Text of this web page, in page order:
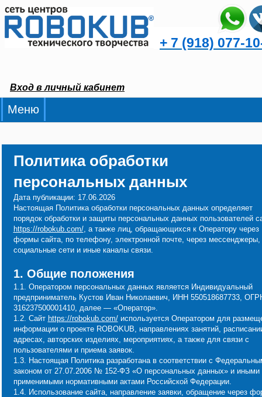
+ 7 (918) 077-
Вход в личный кабинет
Меню
Политика обработки
персональных данных
Дата публикации: 17.06.2026
Настоящая Политика обработки персональных данных определяет
порядок обработки и защиты персональных данных пользователей
https://robokub.com/, а также лиц, обращающихся к Оператору через
формы сайта, по телефону, электронной почте, через мессенджеры,
социальные сети и иные каналы связи.
1. Общие положения
1.1. Оператором персональных данных является Индивидуальный
предприниматель Кустов Иван Николаевич, ИНН 550518687733,
316237500001410, далее — «Оператор».
1.2. Сайт https://robokub.com/используется Оператором для
информации о проекте ROBOKUB, направлениях занятий,
адресах, авторских изделиях, мероприятиях, а также для связи с
пользователями и приема заявок.
1.3. Настоящая Политика разработана в соответствии с
законом от 27.07.2006 № 152-ФЗ «О персональных данных» и иными
применимыми нормативными актами Российской Федерации.
1.4. Использование сайта, направление заявки, обращение через